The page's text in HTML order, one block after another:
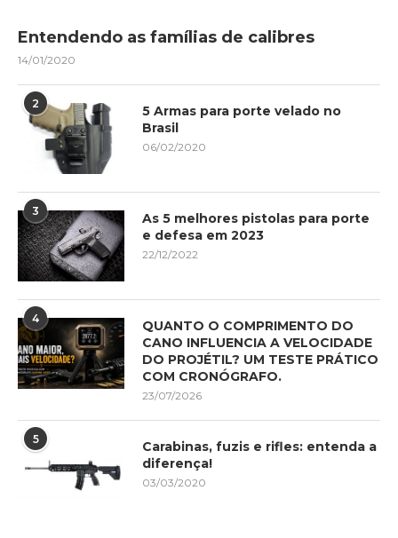
Entendendo as famílias de calibres
14/01/2020
2
5 Armas para porte velado no
Brasil
06/02/2020
3
As 5 melhores pistolas para porte
e defesa em 2023
22/12/2022
4
QUANTO O COMPRIMENTO DO
CANO INFLUENCIA A VELOCIDADE
DO PROJÉTIL? UM TESTE PRÁTICO
COM CRONÓGRAFO.
23/07/2026
5
Carabinas, fuzis e rifles: entenda a
diferença!
03/03/2020